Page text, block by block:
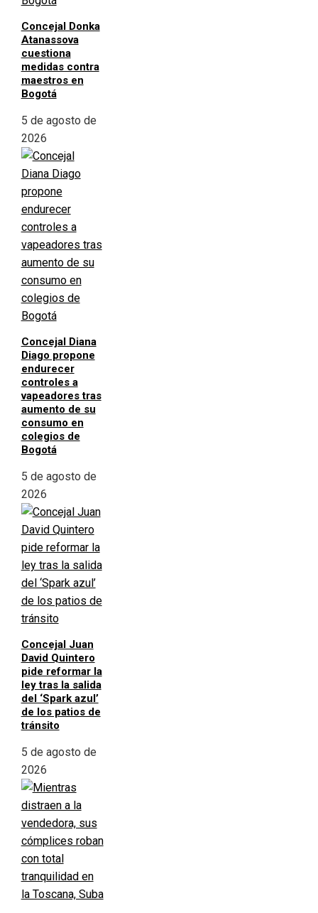
Concejal Donka
Atanassova
cuestiona
medidas contra
maestros en
Bogotá
5 de agosto de
2026
Concejal Diana
Diago propone
endurecer
controles a
vapeadores tras
aumento de su
consumo en
colegios de
Bogotá
5 de agosto de
2026
Concejal Juan
David Quintero
pide reformar la
ley tras la salida
del ‘Spark azul’
de los patios de
tránsito
5 de agosto de
2026